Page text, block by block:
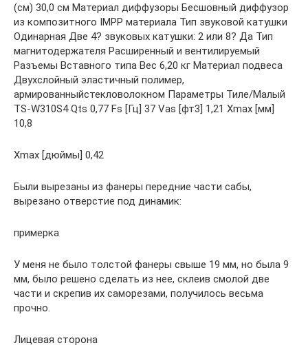
(см) 30,0 см Материал диффузоры Бесшовный диффузор
из композитного IMPP материала Тип звуковой катушки
Одинарная Две 4? звуковых катушки: 2 или 8? Да Тип
магнитодержателя Расширенный и вентилируемый
Разъемы Вставного типа Вес 6,20 кг Материал подвеса
Двухслойный эластичный полимер,
армированныйстекловолокном Параметры Тиле/Малый
TS-W310S4 Qts 0,77 Fs [Гц] 37 Vas [фт3] 1,21 Xmax [мм]
10,8
Xmax [дюймы] 0,42
Были вырезаны из фанеры передние части сабы,
вырезано отверстие под динамик:
примерка
У меня не было толстой фанеры свыше 19 мм, но была 9
мм, было решено сделать из нее, склеив смолой две
части и скрепив их саморезами, получилось весьма
прочно.
Лицевая сторона